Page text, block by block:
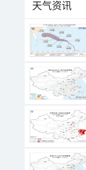
天气资讯